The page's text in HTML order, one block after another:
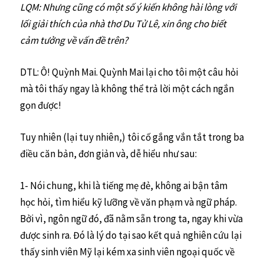
LQM: Nhưng cũng có một số ý kiến không hài lòng với
lối giải thích của nhà thơ Du Tử Lê, xin ông cho biết
cảm tưởng về vấn đề trên?
DTL: Ô! Quỳnh Mai. Quỳnh Mai lại cho tôi một câu hỏi
mà tôi thấy ngay là không thể trả lời một cách ngắn
gọn được!
Tuy nhiên (lại tuy nhiên,) tôi cố gắng vắn tắt trong ba
điều căn bản, đơn giản và, dễ hiểu như sau:
1- Nói chung, khi là tiếng mẹ đẻ, không ai bận tâm
học hỏi, tìm hiểu kỹ lưỡng về văn phạm và ngữ pháp.
Bởi vì, ngôn ngữ đó, đã nằm sẵn trong ta, ngay khi vừa
được sinh ra. Đó là lý do tại sao kết quả nghiên cứu lại
thấy sinh viên Mỹ lại kém xa sinh viên ngoại quốc về